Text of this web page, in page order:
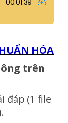
HÓA
trên
đáp (1 file
.